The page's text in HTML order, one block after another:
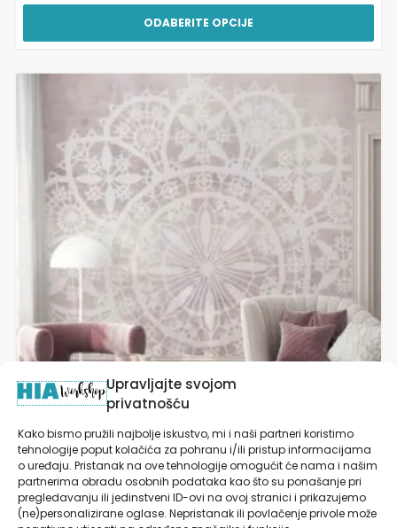
Upravljajte svojom
privatnošću
Kako bismo pružili najbolje iskustvo, mi i naši partneri koristimo
tehnologije poput kolačića za pohranu i/ili pristup informacijama
o uređaju. Pristanak na ove tehnologije omogućit će nama i našim
partnerima obradu osobnih podataka kao što su ponašanje pri
pregledavanju ili jedinstveni ID-ovi na ovoj stranici i prikazujemo
(ne)personalizirane oglase. Nepristanak ili povlačenje privole može
ODABERITE OPCIJE
Tapete za zid | Dizajnerski Mural | Delicate Lace
Rose
od27,90€
varijanti.
Opcije
mogu
odabrati
stranici
proizvoda